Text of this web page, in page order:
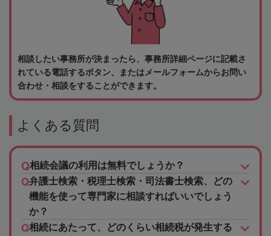
相談したい事務所が決まったら、事務所詳細ページに記載さ
れている電話するボタン、またはメールフォームからお問い
合わせ・相談をすることができます。
よくある質問
相続会議の利用は無料でしょうか？
弁護士検索・税理士検索・司法書士検索、どの
機能を使って専門家に相談すればいいでしょう
か？
相続にあたって、どのくらい相続税が発生する